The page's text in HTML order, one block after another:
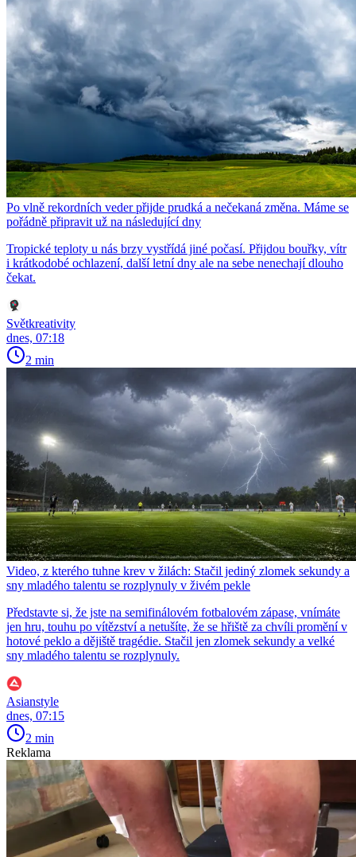
Po vlně rekordních veder přijde prudká a nečekaná změna. Máme se
pořádně připravit už na následující dny
Tropické teploty u nás brzy vystřídá jiné počasí. Přijdou bouřky, vítr
i krátkodobé ochlazení, další letní dny ale na sebe nenechají dlouho
čekat.
Světkreativity
dnes, 07:18
2 min
Video, z kterého tuhne krev v žilách: Stačil jediný zlomek sekundy a
sny mladého talentu se rozplynuly v živém pekle
Představte si, že jste na semifinálovém fotbalovém zápase, vnímáte
jen hru, touhu po vítězství a netušíte, že se hřiště za chvíli promění v
hotové peklo a dějiště tragédie. Stačil jen zlomek sekundy a velké
sny mladého talentu se rozplynuly.
Asianstyle
dnes, 07:15
2 min
Reklama